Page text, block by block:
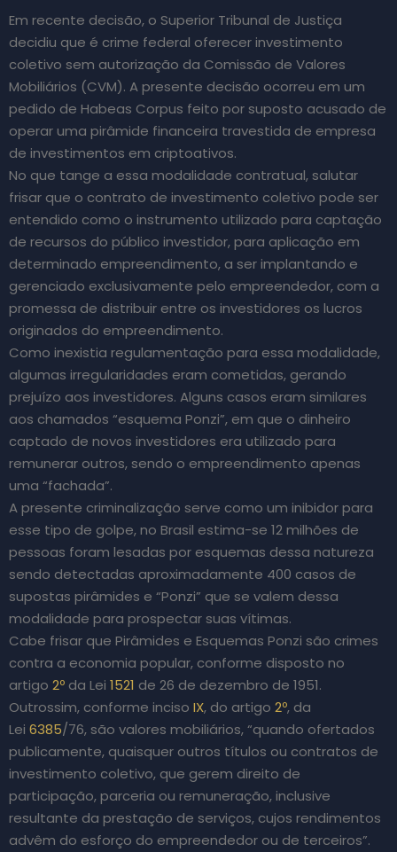
Em recente decisão, o Superior Tribunal de Justiça
decidiu que é crime federal oferecer investimento
coletivo sem autorização da Comissão de Valores
Mobiliários (CVM). A presente decisão ocorreu em um
pedido de Habeas Corpus feito por suposto acusado de
operar uma pirâmide financeira travestida de empresa
de investimentos em criptoativos.
No que tange a essa modalidade contratual, salutar
frisar que o contrato de investimento coletivo pode ser
entendido como o instrumento utilizado para captação
de recursos do público investidor, para aplicação em
determinado empreendimento, a ser implantando e
gerenciado exclusivamente pelo empreendedor, com a
promessa de distribuir entre os investidores os lucros
originados do empreendimento.
Como inexistia regulamentação para essa modalidade,
algumas irregularidades eram cometidas, gerando
prejuízo aos investidores. Alguns casos eram similares
aos chamados “esquema Ponzi”, em que o dinheiro
captado de novos investidores era utilizado para
remunerar outros, sendo o empreendimento apenas
uma “fachada”.
A presente criminalização serve como um inibidor para
esse tipo de golpe, no Brasil estima-se 12 milhões de
pessoas foram lesadas por esquemas dessa natureza
sendo detectadas aproximadamente 400 casos de
supostas pirâmides e “Ponzi” que se valem dessa
modalidade para prospectar suas vítimas.
Cabe frisar que Pirâmides e Esquemas Ponzi são crimes
contra a economia popular, conforme disposto no
artigo 2º da Lei 1521 de 26 de dezembro de 1951.
Outrossim, conforme inciso IX, do artigo 2º, da
Lei 6385/76, são valores mobiliários, “quando ofertados
publicamente, quaisquer outros títulos ou contratos de
investimento coletivo, que gerem direito de
participação, parceria ou remuneração, inclusive
resultante da prestação de serviços, cujos rendimentos
advêm do esforço do empreendedor ou de terceiros”.